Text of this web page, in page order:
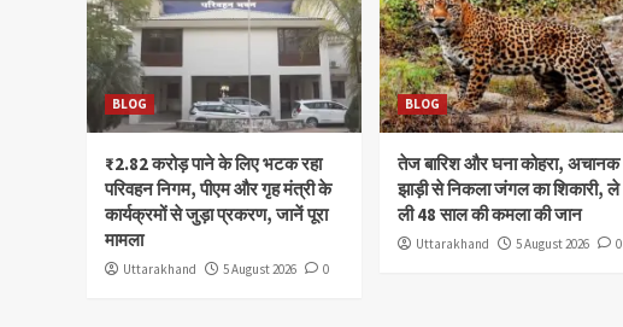
BLOG
₹2.82 करोड़ पाने के लिए भटक रहा
परिवहन निगम, पीएम और गृह मंत्री के
कार्यक्रमों से जुड़ा प्रकरण, जानें पूरा
मामला
Uttarakhand 5 August 2026 0
BLOG
तेज बारिश और घना कोहरा, अचानक
झाड़ी से निकला जंगल का शिकारी, ले
ली 48 साल की कमला की जान
Uttarakhand 5 August 2026 0